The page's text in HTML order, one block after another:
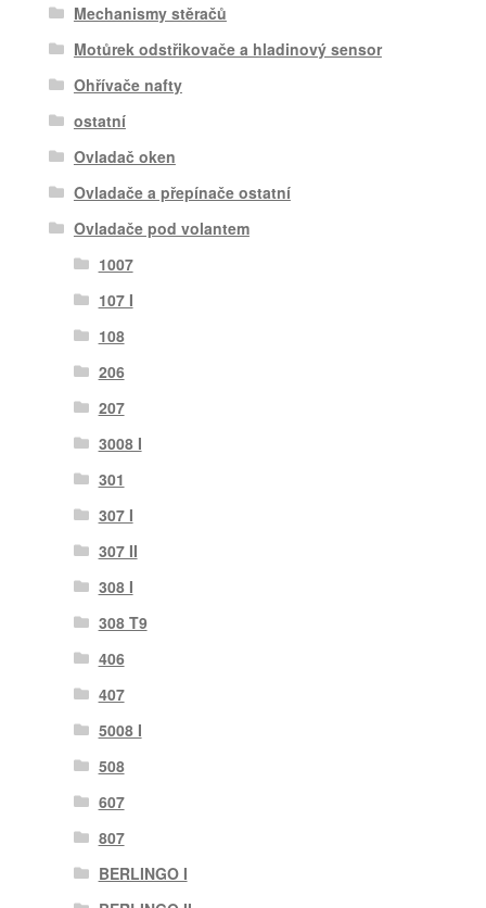
Mechanismy stěračů
Motůrek odstřikovače a hladinový sensor
Ohřívače nafty
ostatní
Ovladač oken
Ovladače a přepínače ostatní
Ovladače pod volantem
1007
107 I
108
206
207
3008 I
301
307 I
307 II
308 I
308 T9
406
407
5008 I
508
607
807
BERLINGO I